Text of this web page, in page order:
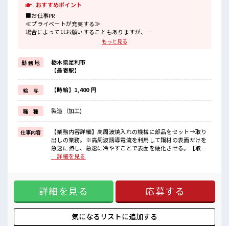
おすすめポイント
■お仕事PR
≪プライベートが充実する≫
場合によってはお願いすることもありますが、
派手過ぎなければ髪型や髪色自由♪
(規定有)≪ラクラク制服アリ≫
制服があるので、
毎日の服装の悩み解消♪
≪未経験の方も大カンゲイ≫
新しいことにチャレンジするのは不安だけど、
しっかり働く環境が整っています！
イチからスキルUP・ステップUP目指していきましょう！
≪自分に合った期間で働ける≫
福利厚生が整った派遣のお仕事です！
■職場の雰囲気
少人数ですぐに馴染むことができそう♪
一息つける休憩スペースもあります！
もっと見る
勤 務 地
栃木県足利市
【最寄駅】
給 与 【時給】1,400 円
職 種 製造（加工)
仕事内容
【業務内容詳細】高周波焼入れの機械に部品をセット→取り
出しの業務。※高周波誘導電流を利用して鋼材の表面だけを
急速に熱し、急速に冷やすことで表面を硬化させる。【取扱
製品情報】金属製品、鋼材 ■お仕事PR ≪プライベートが充実
型や髪色自由♪ (規定有)≪ラクラク制服アリ≫ 制服があるの
で、 毎日の服装の悩み解消♪ ≪未経験の方も大カンゲイ≫ 新
しいことにチャレンジするのは不安だけど、 しっかり働く環
境が整っています！ イチからスキルUP・ステップUP目指し
ていきましょう！ ≪自分に合った期間で働ける≫ 福利厚生が
整った派遣のお仕事です！ ■職場の雰囲気 少人数ですぐに馴
…詳細を見る
詳細を見る 応募する
気になるリストに追加する